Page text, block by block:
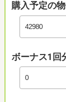
購入予定の
ボーナス1回